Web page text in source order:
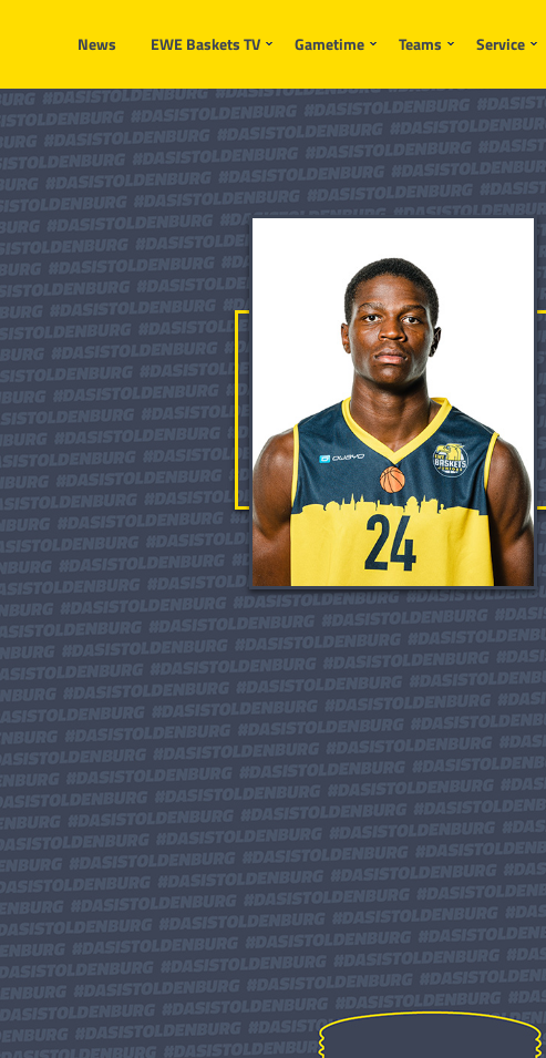
News EWE Baskets TV Gametime Teams Service